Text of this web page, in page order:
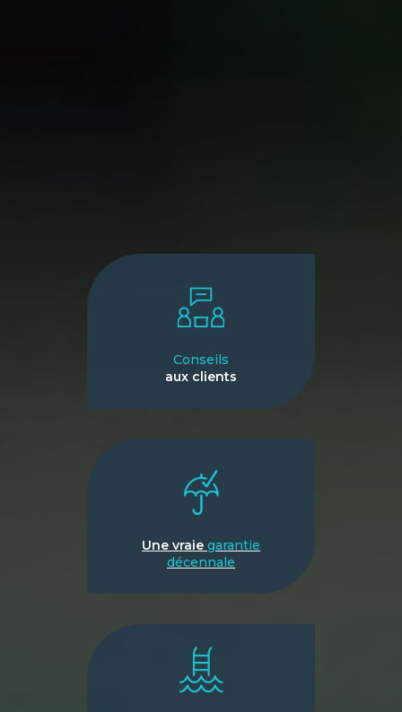
Conseils
aux clients
Une vraie garantie
décennale